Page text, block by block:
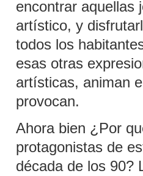
encontrar aquellas
artístico, y
todos los
esas otras
artísticas, animan
provocan.
Ahora bien ¿Por
protagonistas de
década de los 90?